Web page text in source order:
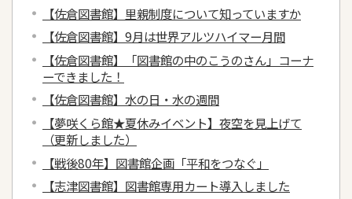
【佐倉図書館】里親制度について知っていますか
【佐倉図書館】9月は世界アルツハイマー月間
【佐倉図書館】「図書館の中のこうのさん」コーナ
ーできました！
【佐倉図書館】水の日・水の週間
【夢咲くら館★夏休みイベント】夜空を見上げて
（更新しました）
【戦後80年】図書館企画「平和をつなぐ」
【志津図書館】図書館専用カート導入しました